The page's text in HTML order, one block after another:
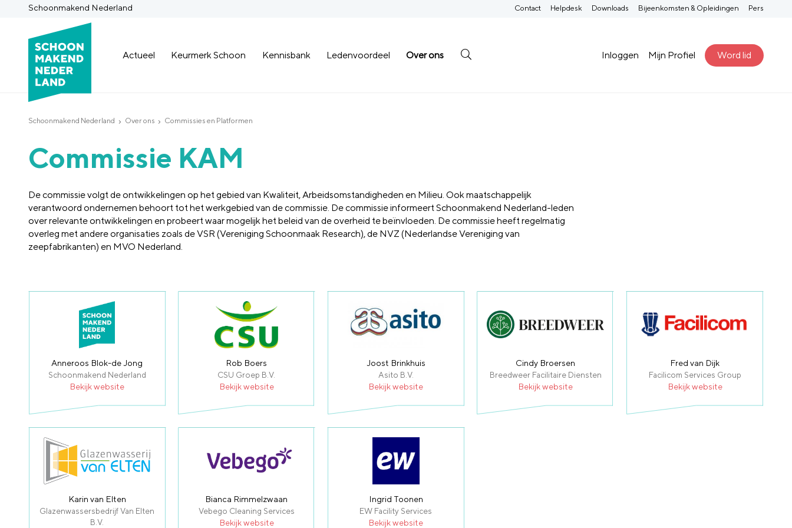
Schoonmakend Nederland
Actueel Keurmerk Schoon Kennisbank Ledenvoordeel Over ons Inloggen Mijn Profiel Word lid
Contact Helpdesk Downloads Bijeenkomsten & Opleidingen Pers
Schoonmakend Nederland Over ons Commissies en Platformen
Commissie KAM
De commissie volgt de ontwikkelingen op het gebied van Kwaliteit, Arbeidsomstandigheden en Milieu. Ook maatschappelijk
verantwoord ondernemen behoort tot het werkgebied van de commissie. De commissie informeert Schoonmakend Nederland-leden
over relevante ontwikkelingen en probeert waar mogelijk het beleid van de overheid te beïnvloeden. De commissie heeft regelmatig
overleg met andere organisaties zoals de VSR (Vereniging Schoonmaak Research), de NVZ (Nederlandse Vereniging van
zeepfabrikanten) en MVO Nederland.
Anneroos Blok-de Jong
Schoonmakend Nederland
Bekijk website
Rob Boers
CSU Groep B.V.
Bekijk website
Joost Brinkhuis
Asito B.V.
Bekijk website
Cindy Broersen
Breedweer Facilitaire Diensten
Bekijk website
Fred van Dijk
Facilicom Services Group
Bekijk website
Karin van Elten
Glazenwassersbedrijf Van Elten
B.V.
Bianca Rimmelzwaan
Vebego Cleaning Services
Bekijk website
Ingrid Toonen
EW Facility Services
Bekijk website